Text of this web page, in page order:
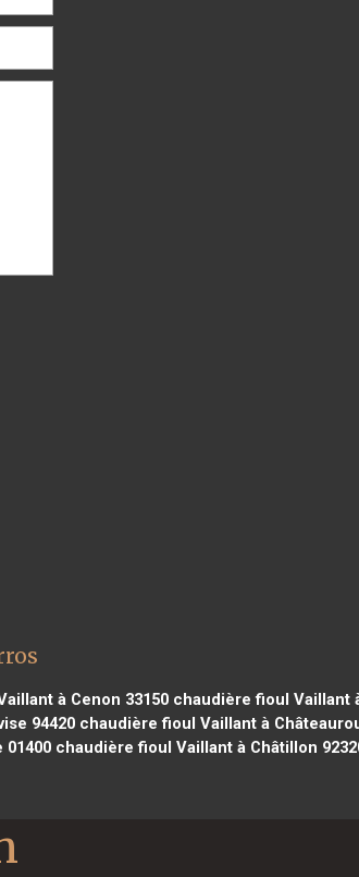
à Cenon 33150chaudière fioul Vaillant
94420chaudière fioul Vaillant à
chaudière fioul Vaillant à Châtillon